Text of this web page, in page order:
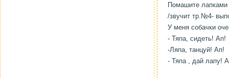
Помашите
/звучит тр.№4-
У меня собачки
- Тяпа, сидеть! Ап!
-Ляпа, танцуй! Ап!
- Тяпа , дай лапу!